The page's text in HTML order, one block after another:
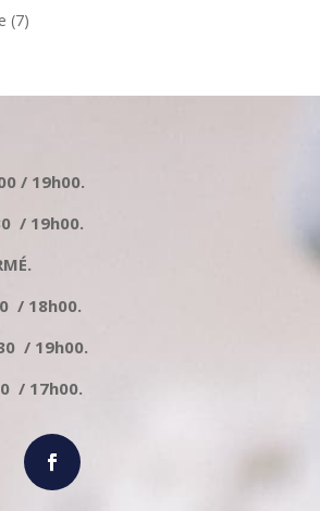
produits
77
/ 19h00.
19h00.
18h00.
/ 19h00.
/ 17h00.